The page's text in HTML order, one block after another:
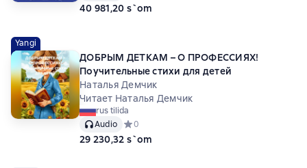
40 981,20 s`om
Yangi
ДОБРЫМ ДЕТКАМ – О ПРОФЕССИЯХ!
Поучительные стихи для детей
Наталья Демчик
Читает Наталья Демчик
rus tilida
Audio
Средний рейтинг 0 на основе 0 оценок
0
29 230,32 s`om